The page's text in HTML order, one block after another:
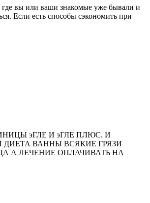
где вы или ваши знакомые уже бывали и
Если есть способы сэкономить при
эГЛЕ И эГЛЕ ПЛЮС. И
ВАННЫ ВСЯКИЕ ГРЯЗИ
А ЛЕЧЕНИЕ ОПЛАЧИВАТЬ НА